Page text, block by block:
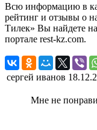
Всю информацию в
рейтинг и отзывы о
Тилек» Вы найдете
портале rest-kz.com.
сергей иванов
Мне не